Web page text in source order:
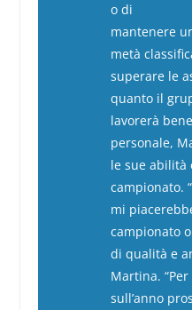
o di
mantenere
metà
superare le
quanto il
lavorerà
personale,
le sue abilità
campionato.
mi
campionato
di qualità e
Martina.
sull’anno